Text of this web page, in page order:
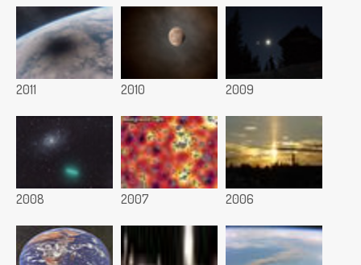
2011 2010 2009
2008 2007 2006